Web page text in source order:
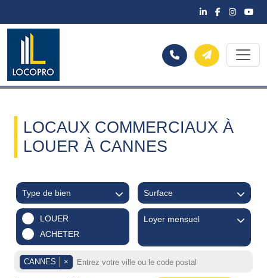
LOCAUX COMMERCIAUX À
LOUER À CANNES
Type de bien Surface
LOUER
ACHETER
Loyer mensuel
CANNES ×